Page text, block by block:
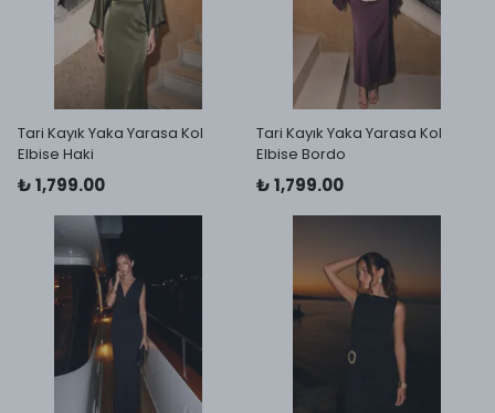
Tari Kayık Yaka Yarasa Kol
Elbise Haki
₺ 1,799.00
Tari Kayık Yaka Yarasa Kol
Elbise Bordo
₺ 1,799.00